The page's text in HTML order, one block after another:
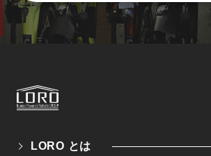
LORO とは